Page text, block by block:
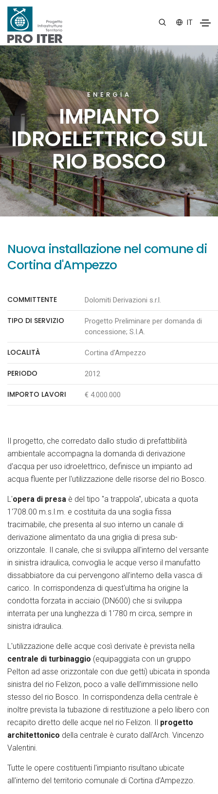
IT
ENERGIA
IMPIANTO
IDROELETTRICO SUL
RIO BOSCO
Nuova installazione nel comune di
Cortina d'Ampezzo
COMMITTENTE Dolomiti Derivazioni s.r.l.
TIPO DI SERVIZIO
Progetto Preliminare per domanda di
concessione; S.I.A.
LOCALITÀ Cortina d'Ampezzo
PERIODO 2012
IMPORTO LAVORI € 4.000.000
Il progetto, che corredato dallo studio di prefattibilità
ambientale accompagna la domanda di derivazione
d'acqua per uso idroelettrico, definisce un impianto ad
acqua fluente per l'utilizzazione delle risorse del rio Bosco.
L'opera di presa è del tipo "a trappola", ubicata a quota
1'708.00 m.s.l.m. e costituita da una soglia fissa
tracimabile, che presenta al suo interno un canale di
derivazione alimentato da una griglia di presa sub-
orizzontale. Il canale, che si sviluppa all'interno del versante
in sinistra idraulica, convoglia le acque verso il manufatto
dissabbiatore da cui pervengono all'interno della vasca di
carico. In corrispondenza di quest'ultima ha origine la
condotta forzata in acciaio (DN600) che si sviluppa
interrata per una lunghezza di 1'780 m circa, sempre in
sinistra idraulica.
L'utilizzazione delle acque così derivate è prevista nella
centrale di turbinaggio (equipaggiata con un gruppo
Pelton ad asse orizzontale con due getti) ubicata in sponda
sinistra del rio Felizon, poco a valle dell'immissione nello
stesso del rio Bosco. In corrispondenza della centrale è
inoltre prevista la tubazione di restituzione a pelo libero con
recapito diretto delle acque nel rio Felizon. Il progetto
architettonico della centrale è curato dall'Arch. Vincenzo
Valentini.
Tutte le opere costituenti l'impianto risultano ubicate
all'interno del territorio comunale di Cortina d'Ampezzo.